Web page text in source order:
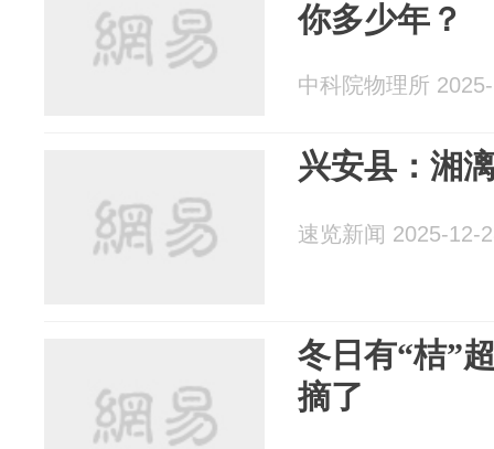
你多少年？
中科院物理所
兴安县：湘
速览新闻 2025-12-
冬日有“桔”
摘了